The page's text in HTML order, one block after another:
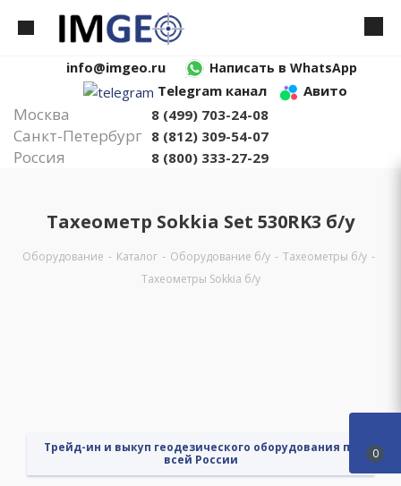
info@imgeo.ru Написать в WhatsApp
Telegram канал Авито
Москва 8 (499) 703-24-08
Санкт-Петербург 8 (812) 309-54-07
Россия 8 (800) 333-27-29
Тахеометр Sokkia Set 530RK3 б/у
Оборудование - Каталог - Оборудование б/у - Тахеометры б/у -
Тахеометры Sokkia б/у
Трейд-ин и выкуп геодезического оборудования по
всей России
0